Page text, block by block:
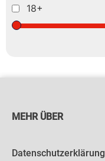
18+
MEHR ÜBER
Datenschutzerklärung